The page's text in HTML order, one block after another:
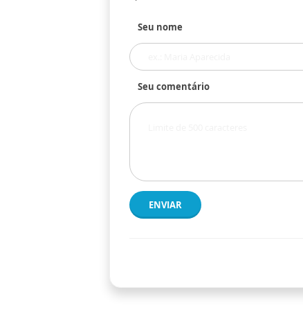
Seu nome
Seu comentário
ENVIAR